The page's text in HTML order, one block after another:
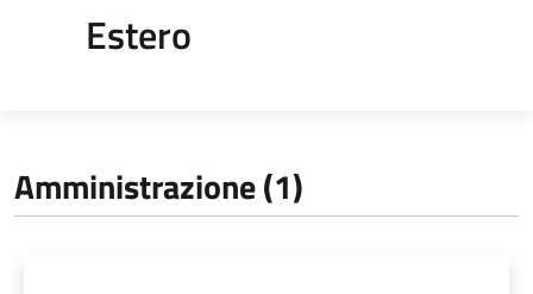
Estero
Amministrazione (1)